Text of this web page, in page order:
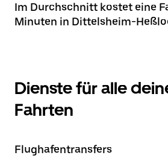
Im Durchschnitt kostet eine
Minuten in Dittelsheim-
Dienste für alle
Fahrten
Flughafentransfers